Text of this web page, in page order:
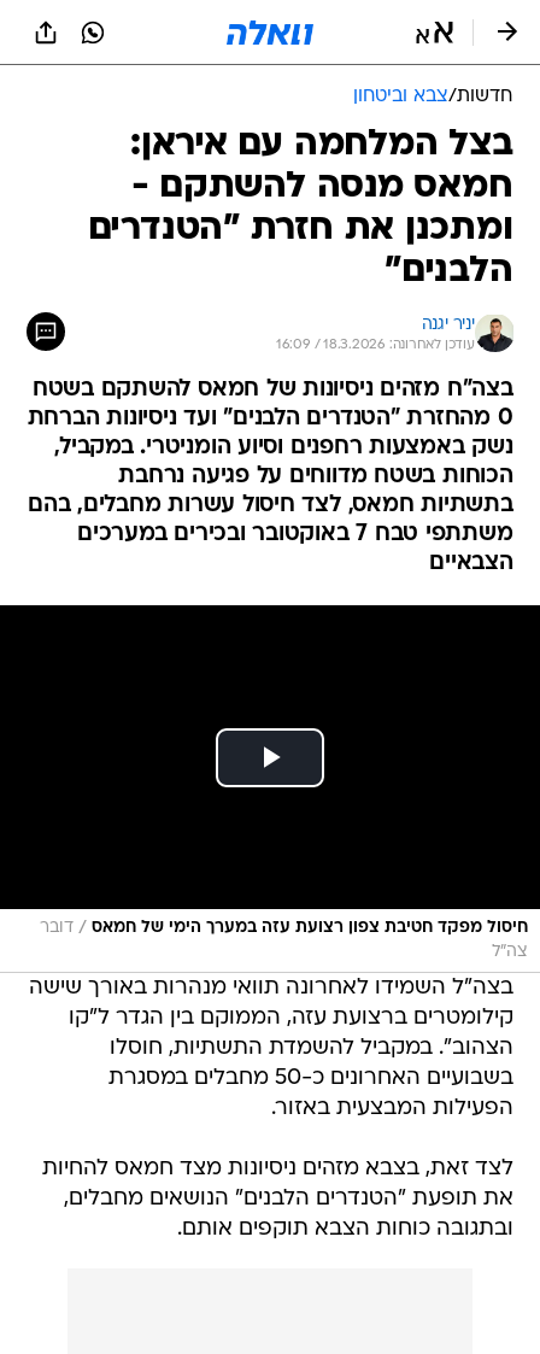
חדשות/צבא וביטחון
בצל המלחמה עם איראן:
חמאס מנסה להשתקם -
ומתכנן את חזרת "הטנדרים
הלבנים"
יניר יגנה
עודכן לאחרונה: 18.3.2026 / 16:09
בצה"ח מזהים ניסיונות של חמאס להשתקם בשטח
0 מהחזרת "הטנדרים הלבנים" ועד ניסיונות הברחת
נשק באמצעות רחפנים וסיוע הומניטרי. במקביל,
הכוחות בשטח מדווחים על פגיעה נרחבת
בתשתיות חמאס, לצד חיסול עשרות מחבלים, בהם
משתתפי טבח 7 באוקטובר ובכירים במערכים
הצבאיים
חיסול מפקד חטיבת צפון רצועת עזה במערך הימי של חמאס / דובר
צה"ל
בצה"ל השמידו לאחרונה תוואי מנהרות באורך שישה
קילומטרים ברצועת עזה, הממוקם בין הגדר ל"קו
הצהוב". במקביל להשמדת התשתיות, חוסלו
בשבועיים האחרונים כ-50 מחבלים במסגרת
הפעילות המבצעית באזור.
לצד זאת, בצבא מזהים ניסיונות מצד חמאס להחיות
את תופעת "הטנדרים הלבנים" הנושאים מחבלים,
ובתגובה כוחות הצבא תוקפים אותם.